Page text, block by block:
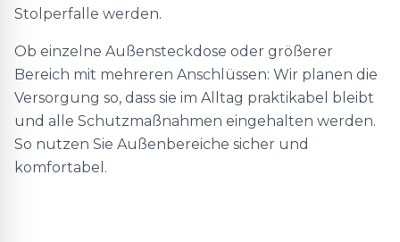
Stolperfalle werden.
Ob einzelne Außensteckdose oder größerer
Bereich mit mehreren Anschlüssen: Wir planen die
Versorgung so, dass sie im Alltag praktikabel bleibt
und alle Schutzmaßnahmen eingehalten werden.
So nutzen Sie Außenbereiche sicher und
komfortabel.